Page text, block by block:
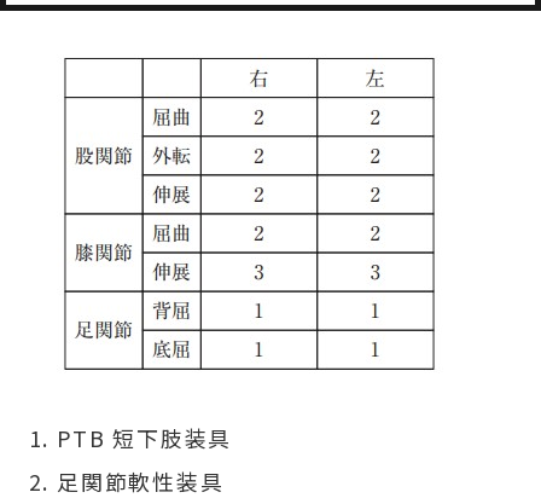
PTB 短下肢装具
足関節軟性装具